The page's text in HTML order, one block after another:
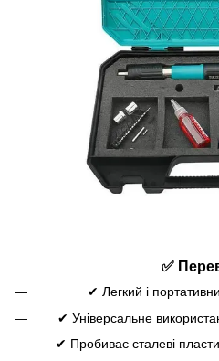
✅
✔ Легкий і
✔ Універсальне
✔ Пробиває сталеві